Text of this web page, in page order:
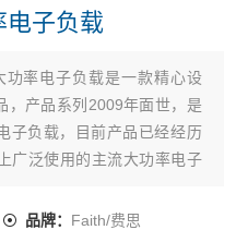
电子负载
功率电子负载是一款精心设
，产品系列2009年面世，是
子负载，目前产品已经经历
广泛使用的主流大功率电子
环控制设计，具有*的抗自
品牌： Faith/费思